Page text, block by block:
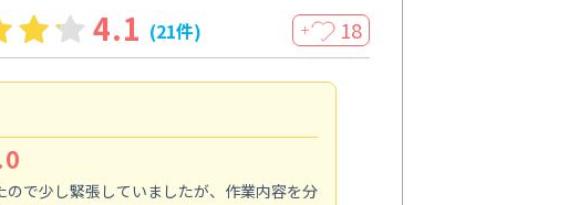
4.1 (21件) ＋ 18
ので少し緊張していましたが、作業内容を分